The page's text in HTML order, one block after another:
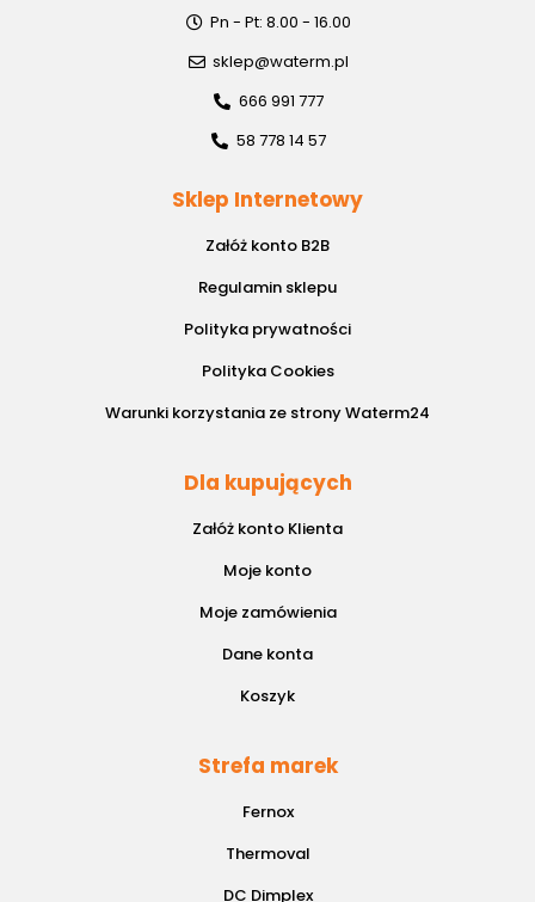
Pn - Pt: 8.00 - 16.00
sklep@waterm.pl
666 991 777
58 778 14 57
Sklep Internetowy
Załóż konto B2B
Regulamin sklepu
Polityka prywatności
Polityka Cookies
Warunki korzystania ze strony Waterm24
Dla kupujących
Załóż konto Klienta
Moje konto
Moje zamówienia
Dane konta
Koszyk
Strefa marek
Fernox
Thermoval
DC Dimplex